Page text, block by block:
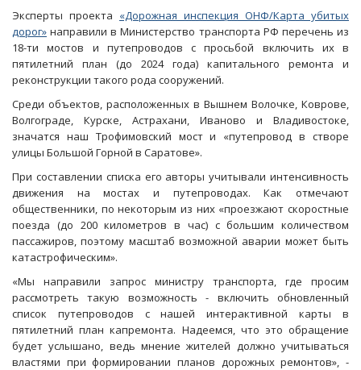
Эксперты проекта «Дорожная инспекция ОНФ/Карта убитых
дорог» направили в Министерство транспорта РФ перечень из
18-ти мостов и путепроводов с просьбой включить их в
пятилетний план (до 2024 года) капитального ремонта и
реконструкции такого рода сооружений.
Среди объектов, расположенных в Вышнем Волочке, Коврове,
Волгограде, Курске, Астрахани, Иваново и Владивостоке,
значатся наш Трофимовский мост и «путепровод в створе
улицы Большой Горной в Саратове».
При составлении списка его авторы учитывали интенсивность
движения на мостах и путепроводах. Как отмечают
общественники, по некоторым из них «проезжают скоростные
поезда (до 200 километров в час) с большим количеством
пассажиров, поэтому масштаб возможной аварии может быть
катастрофическим».
«Мы направили запрос министру транспорта, где просим
рассмотреть такую возможность - включить обновленный
список путепроводов с нашей интерактивной карты в
пятилетний план капремонта. Надеемся, что это обращение
будет услышано, ведь мнение жителей должно учитываться
властями при формировании планов дорожных ремонтов», -